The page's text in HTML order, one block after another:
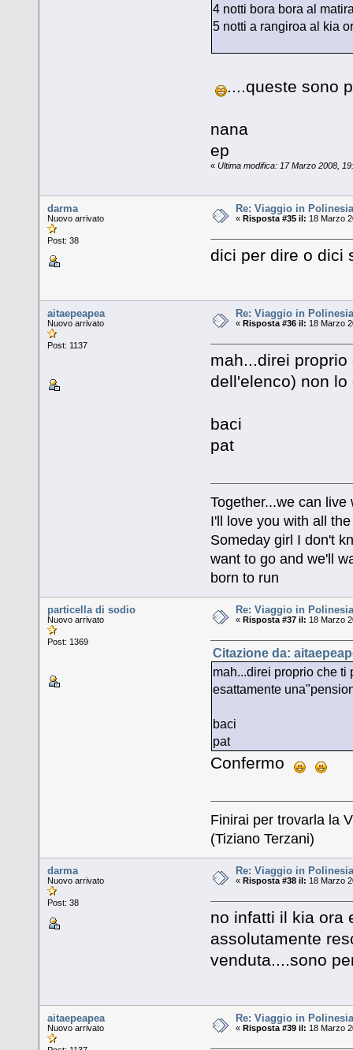
4 notti bora bora al
5 notti a rangiroa al kia
....queste sono
nana
ep
« Ultima modifica: 17 Marzo 2008,
darma
Nuovo arrivato
Post: 38
Re: Viaggio in
«Risposta #35 il: 18 Marzo
dici per dire o
aitaepeapea
Nuovo arrivato
Post: 1137
Re: Viaggio in
«Risposta #36 il: 18 Marzo
mah...direi
dell'elenco) non
baci
pat
Together...we can live
I'll love you with all
Someday girl I don't
want to go and we'll
born to run
particella di sodio
Nuovo arrivato
Post: 1369
Re: Viaggio in
«Risposta #37 il: 18 Marzo
Citazione da:
mah...direi proprio che
esattamente
baci
pat
Confermo
Finirai per trovarla la
(Tiziano Terzani)
darma
Nuovo arrivato
Post: 38
Re: Viaggio in
«Risposta #38 il: 18 Marzo
no infatti il kia ora
assolutamente
venduta....sono
aitaepeapea
Nuovo arrivato
Re: Viaggio in
«Risposta #39 il: 18 Marzo